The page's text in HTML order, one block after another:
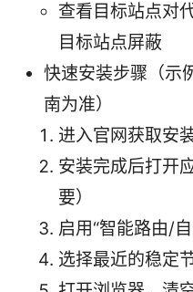
查看目标站点对
目标站点屏蔽
快速安装步骤（示
南为准）
进入官网获取安
安装完成后打开
要）
启用“智能路由/
选择最近的稳定